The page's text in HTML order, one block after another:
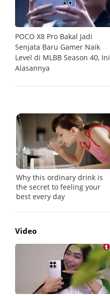
POCO X8 Pro Bakal Jadi
Senjata Baru Gamer Naik
Level di MLBB Season 40, Ini
Alasannya
Video